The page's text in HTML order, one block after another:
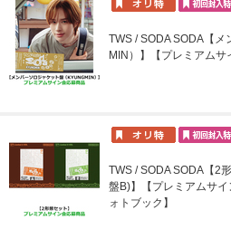
TWS / SODA SODA【
MIN）】【プレミアムサ
TWS / SODA SODA【2
盤B)】【プレミアムサ
ォトブック】